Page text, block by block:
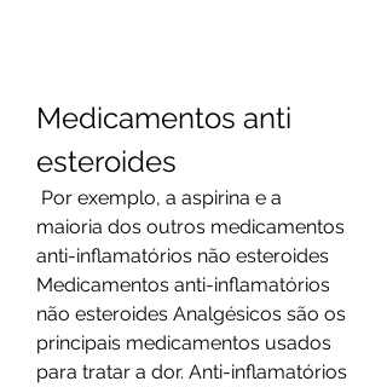
Medicamentos anti
esteroides
maioria dos outros medicamentos
anti-inflamatórios não esteroides
Medicamentos anti-inflamatórios
não esteroides Analgésicos são os
principais medicamentos usados
para tratar a dor. Anti-inflamatórios